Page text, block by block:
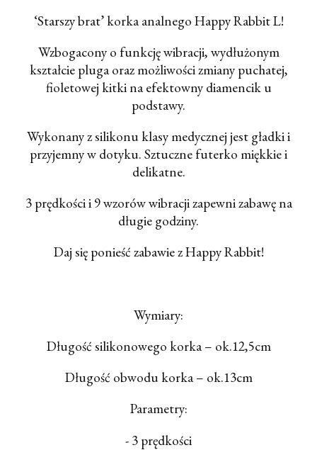
‘Starszy brat’ korka analnego Happy Rabbit L!
Wzbogacony o funkcję wibracji, wydłużonym
kształcie pluga oraz możliwości zmiany puchatej,
fioletowej kitki na efektowny diamencik u
podstawy.
Wykonany z silikonu klasy medycznej jest gładki i
przyjemny w dotyku. Sztuczne futerko miękkie i
delikatne.
3 prędkości i 9 wzorów wibracji zapewni zabawę na
długie godziny.
Daj się ponieść zabawie z Happy Rabbit!
Wymiary:
Długość silikonowego korka – ok.12,5cm
Długość obwodu korka – ok.13cm
Parametry:
- 3 prędkości